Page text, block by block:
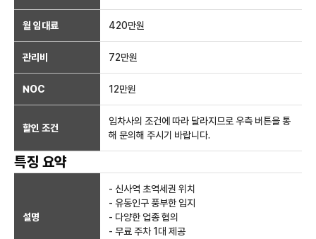
월 임대료 420만원
관리비 72만원
NOC 12만원
할인 조건
임차사의 조건에 따라 달라지므로 우측 버튼을 통
해 문의해 주시기 바랍니다.
특징 요약
설명
- 신사역 초역세권 위치
- 유동인구 풍부한 입지
- 다양한 업종 협의
- 무료 주차 1대 제공